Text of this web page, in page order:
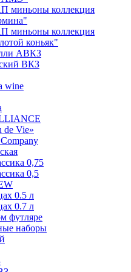
миньоны коллекция
миньоны коллекция
коньяк"
АВКЗ
ВКЗ
wine
de Vie»
0,75
0,5
0.5 л
0.7 л
футляре
наборы